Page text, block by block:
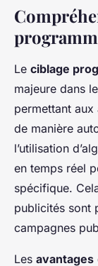
Yasmine 25 avril
Le ciblage
majeure dans
permettant
de manière
l’utilisation
en temps réel
spécifique.
publicités sont
campagnes
Les avantages